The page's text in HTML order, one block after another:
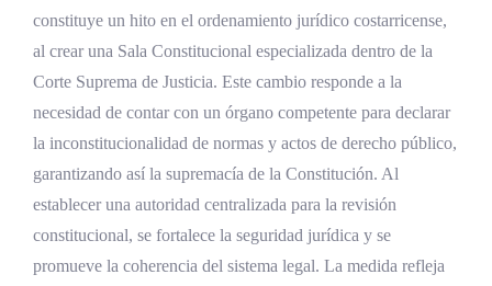
constituye un hito en el ordenamiento jurídico costarricense,
al crear una Sala Constitucional especializada dentro de la
Corte Suprema de Justicia. Este cambio responde a la
necesidad de contar con un órgano competente para declarar
la inconstitucionalidad de normas y actos de derecho público,
garantizando así la supremacía de la Constitución. Al
establecer una autoridad centralizada para la revisión
constitucional, se fortalece la seguridad jurídica y se
promueve la coherencia del sistema legal. La medida refleja